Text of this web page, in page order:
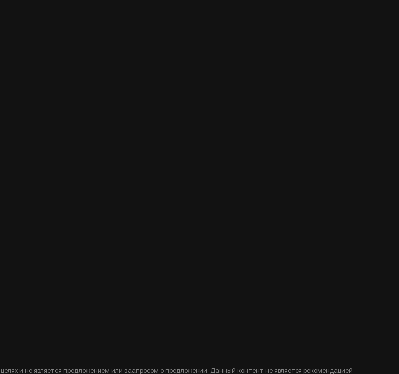
и не является предложением или заапросом о предложении. Данный контент не является рекомендацией